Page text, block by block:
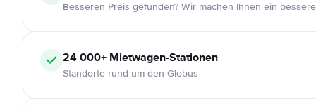
Besseren Preis gefunden? Wir machen Ihnen ein
24 000+ Mietwagen-Stationen
Standorte rund um den Globus